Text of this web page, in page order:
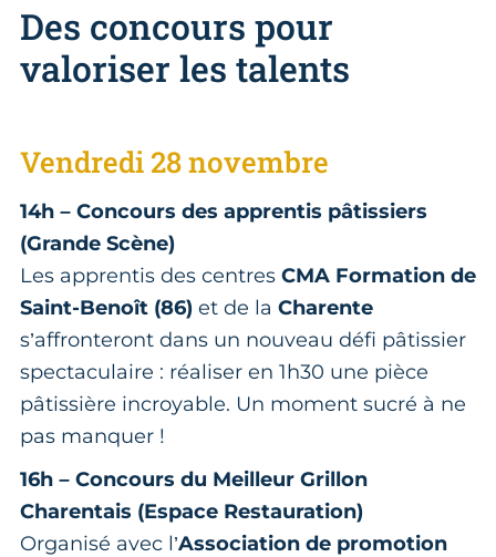
Des concours pour
valoriser les talents
Vendredi 28 novembre
14h – Concours des apprentis pâtissiers
(Grande Scène)
Les apprentis des centres CMA Formation de
Saint-Benoît (86) et de la Charente
s’affronteront dans un nouveau défi pâtissier
spectaculaire : réaliser en 1h30 une pièce
pâtissière incroyable. Un moment sucré à ne
pas manquer !
16h – Concours du Meilleur Grillon
Charentais (Espace Restauration)
Organisé avec l’Association de promotion